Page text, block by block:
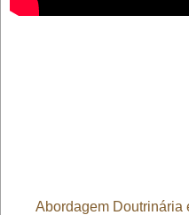
Abordagem Doutrinária